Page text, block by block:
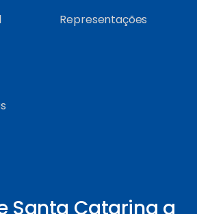
Representações
Santa Catarina a